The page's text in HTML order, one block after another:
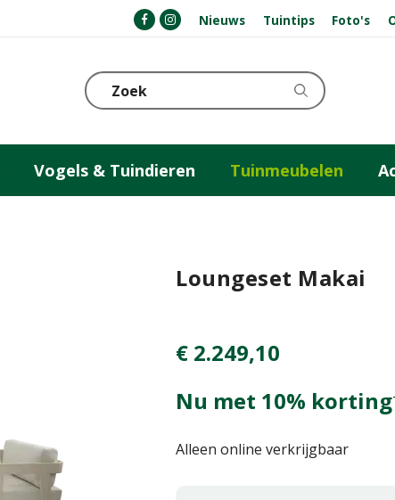
Nieuws Tuintips Foto's
Vogels & Tuindieren Tuinmeubelen
Loungeset Makai
€ 2.249,10
Nu met 10% korting
Alleen online verkrijgbaar